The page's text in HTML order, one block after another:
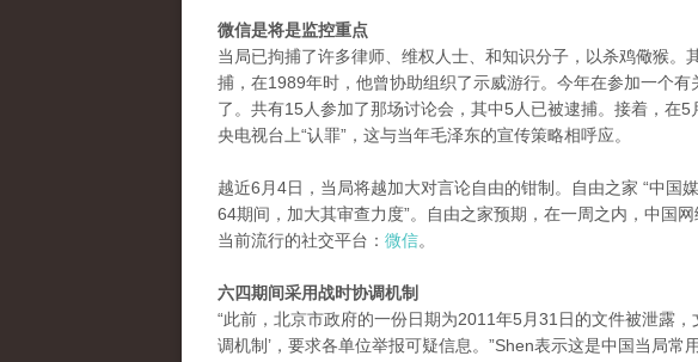
微信是将是监控重点
当局已拘捕了许多律师、维权人士、和知识分子，以杀鸡儆猴。
捕，在1989年时，他曾协助组织了示威游行。今年在参加一个
了。共有15人参加了那场讨论会，其中5人已被逮捕。接着，在5
央电视台上“认罪”，这与当年毛泽东的宣传策略相呼应。
越近6月4日，当局将越加大对言论自由的钳制。自由之家 “中国
64期间，加大其审查力度”。自由之家预期，在一周之内，中国
当前流行的社交平台： 微信。
六四期间采用战时协调机制
“此前，北京市政府的一份日期为2011年5月31日的文件被泄露，
调机制’，要求各单位举报可疑信息。”Shen表示这是中国当局常